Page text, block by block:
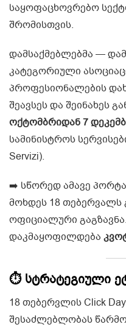
საყოფაცხოვრებო
შრომისთვის.
დამსაქმებლებმა —
კატეგორიული
პროფესიონალების
შეავსეს და შეინახეს
ოქტომბრიდან 7
სამინისტროს
Servizi).
➡️ სწორედ ამავე
მოხდეს 18 თებერვალს
ოფიციალური
დაკმაყოფილდება
⏱️ სტრატეგიული
18 თებერვლის Click
შესაძლებლობას